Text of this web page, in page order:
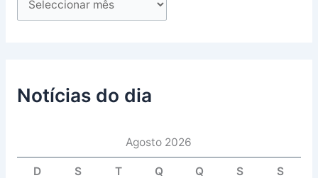
Notícias do dia
Agosto 2026
D S T Q Q S S